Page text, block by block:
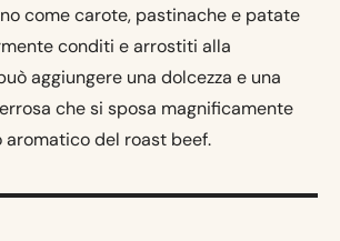
come carote, pastinache e patate
conditi e arrostiti alla
aggiungere una dolcezza e una
che si sposa magnificamente
aromatico del roast beef.